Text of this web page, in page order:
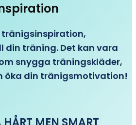
din träning. Det kan vara
snygga träningskläder,
öka din tränigsmotivation!